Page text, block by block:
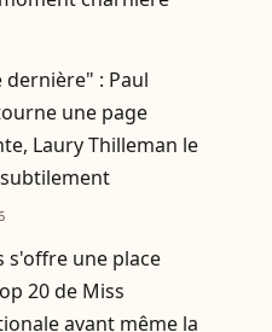
dernière" : Paul
une page
Laury Thilleman le
s'offre une place
20 de Miss
avant même la